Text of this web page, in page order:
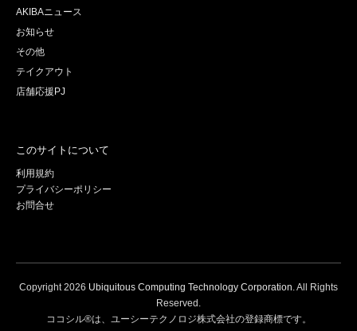
AKIBAニュース
お知らせ
その他
テイクアウト
店舗応援PJ
このサイトについて
利用規約
プライバシーポリシー
お問合せ
Copyright2026 Ubiquitous Computing Technology Corporation. All Rights
Reserved.
ココシル®は、ユーシーテクノロジ株式会社の登録商標です。